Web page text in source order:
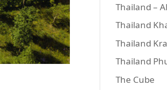
Thailand –
Thailand
Thailand
Thailand
The Cube